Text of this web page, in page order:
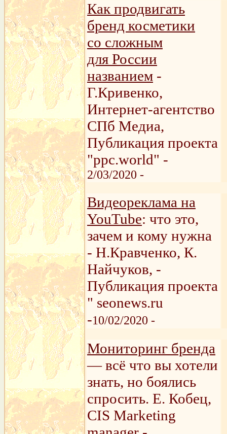
Как продвигать
бренд косметики
со сложным
для России
названием -
Г.Кривенко,
Интернет-агентство
СПб Медиа,
Публикация проекта
"ppc.world" -
2/03/2020 -
Видеореклама на
YouTube: что это,
зачем и кому нужна
- Н.Кравченко, К.
Найчуков, -
Публикация проекта
" seonews.ru
-10/02/2020 -
Мониторинг бренда
— всё что вы хотели
знать, но боялись
спросить. Е. Кобец,
CIS Marketing